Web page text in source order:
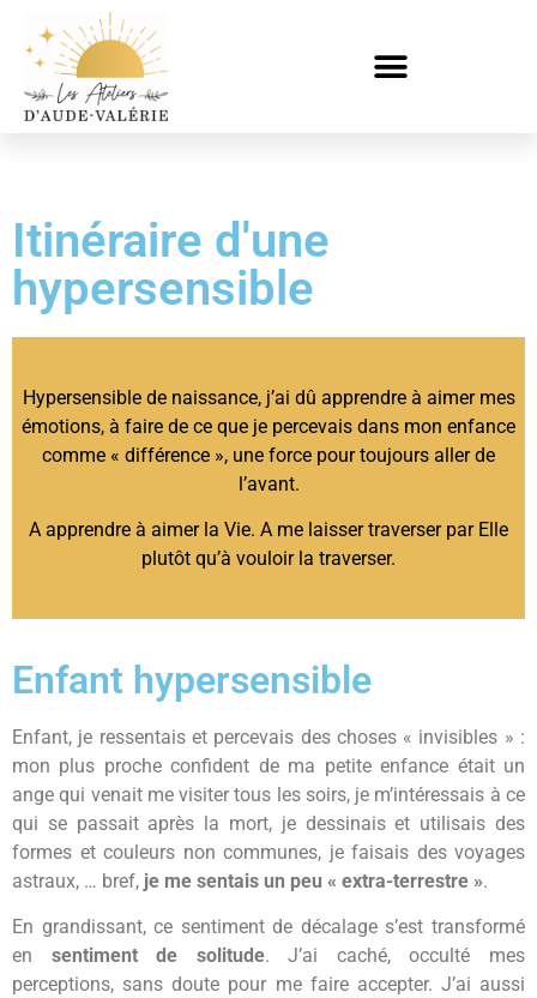
Itinéraire d'une
hypersensible
Hypersensible de naissance, j’ai dû apprendre à aimer mes
émotions, à faire de ce que je percevais dans mon enfance
comme « différence », une force pour toujours aller de
l’avant.
A apprendre à aimer la Vie. A me laisser traverser par Elle
plutôt qu’à vouloir la traverser.
Enfant hypersensible
Enfant, je ressentais et percevais des choses « invisibles » :
mon plus proche confident de ma petite enfance était un
ange qui venait me visiter tous les soirs, je m’intéressais à ce
qui se passait après la mort, je dessinais et utilisais des
formes et couleurs non communes, je faisais des voyages
astraux, … bref, je me sentais un peu « extra-terrestre ».
En grandissant, ce sentiment de décalage s’est transformé
en sentiment de solitude. J’ai caché, occulté mes
perceptions, sans doute pour me faire accepter. J’ai aussi